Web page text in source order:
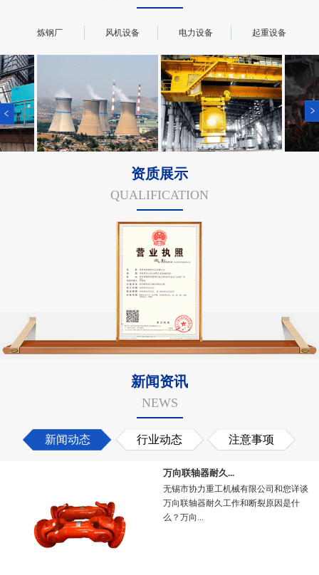
炼钢厂 风机设备 电力设备 起重设备
资质展示
QUALIFICATION
新闻资讯
NEWS
新闻动态 行业动态 注意事项
万向联轴器耐久...
无锡市协力重工机械有限公司和您详谈
万向联轴器耐久工作和断裂原因是什
么？万向...